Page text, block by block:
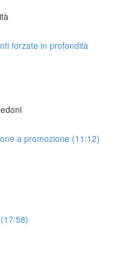
forzate in profondità
a promozione (11:12)